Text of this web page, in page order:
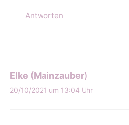
Antworten
Elke (Mainzauber)
20/10/2021 um 13:04 Uhr